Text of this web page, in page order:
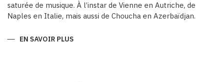
saturée de musique. À l’instar de Vienne en Autriche, de
Naples en Italie, mais aussi de Choucha en Azerbaïdjan.
EN SAVOIR PLUS